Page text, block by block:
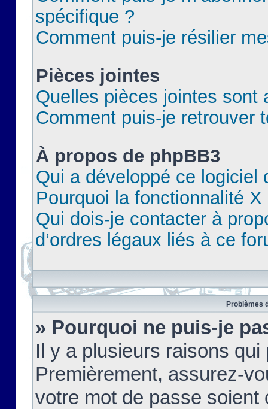
spécifique ?
Comment puis-je résilier
Pièces jointes
Quelles pièces jointes sont
Comment puis-je retrouver
À propos de phpBB3
Qui a développé ce logiciel
Pourquoi la fonctionnalité X
Qui dois-je contacter à
d’ordres légaux liés à ce
Problèmes
» Pourquoi ne puis-je
Il y a plusieurs raisons
Premièrement, assurez-
votre mot de passe soient